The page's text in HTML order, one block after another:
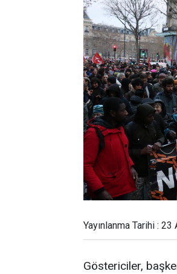
Yayınlanma Tarihi :
Göstericiler,